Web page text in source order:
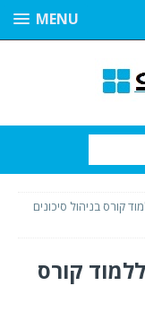
MENU
קורס בניהול סיכונים
קורס